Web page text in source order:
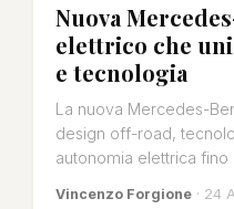
Nuova
elettrico che
e tecnologia
La nuova Mercedes-
design off-road,
autonomia elettrica fino
Vincenzo Forgione · 24